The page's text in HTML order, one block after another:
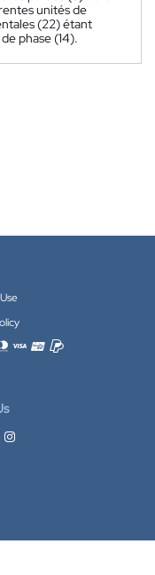
unités de
(22) étant
phase (14).
methods